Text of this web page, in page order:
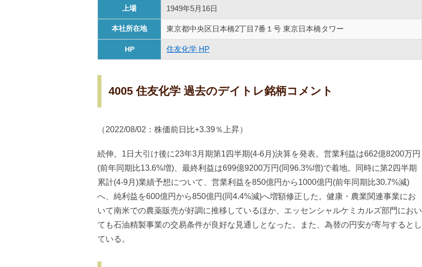
上場 1949年5月16日
本社所在地 東京都中央区日本橋2丁目7番１号 東京日本橋タワー
HP 住友化学 HP
4005 住友化学 過去のデイトレ銘柄コメント
（2022/08/02：株価前日比+3.39％上昇）
続伸。1日大引け後に23年3月期第1四半期(4-6月)決算を発表。営業利益は662億8200万円
(前年同期比13.6%増)、最終利益は699億9200万円(同96.3%増)で着地。同時に第2四半期
累計(4-9月)業績予想について、営業利益を850億円から1000億円(前年同期比30.7%減)
へ、純利益を600億円から850億円(同4.4%減)へ増額修正した。健康・農業関連事業にお
いて南米での農薬販売が好調に推移しているほか、エッセンシャルケミカルズ部門におい
ても石油精製事業の交易条件が良好な見通しとなった。また、為替の円安が寄与するとし
ている。